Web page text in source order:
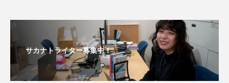
サカナトライター募集中！